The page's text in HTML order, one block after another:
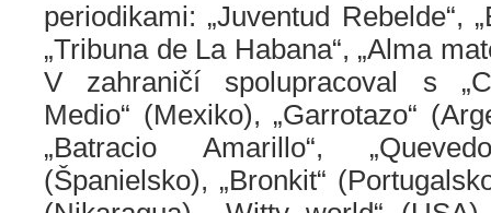
periodikami: „Juventud Rebelde“,
„Tribuna de La Habana“, „Alma
V zahraničí spolupracoval s
Medio“ (Mexiko), „Garrotazo“
„Batracio Amarillo“,
(Španielsko), „Bronkit“